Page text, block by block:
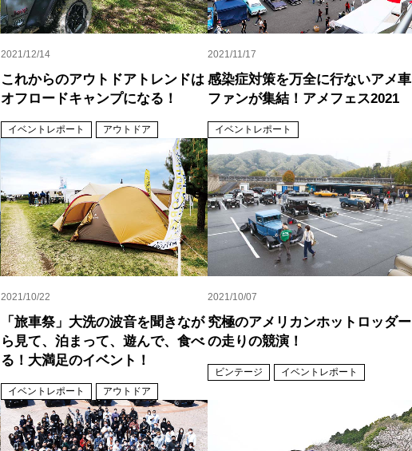
2021/12/14
これからのアウトドアトレンドは
オフロードキャンプになる！
イベントレポート アウトドア
2021/11/17
感染症対策を万全に行ないアメ車
ファンが集結！アメフェス2021
イベントレポート
2021/10/22
「旅車祭」大洗の波音を聞きなが
ら見て、泊まって、遊んで、食べ
る！大満足のイベント！
イベントレポート アウトドア
2021/10/07
究極のアメリカンホットロッダー
の走りの競演！
ビンテージ イベントレポート